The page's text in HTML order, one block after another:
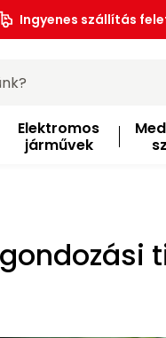
Ingyenes szállítás
Elektromos
járművek